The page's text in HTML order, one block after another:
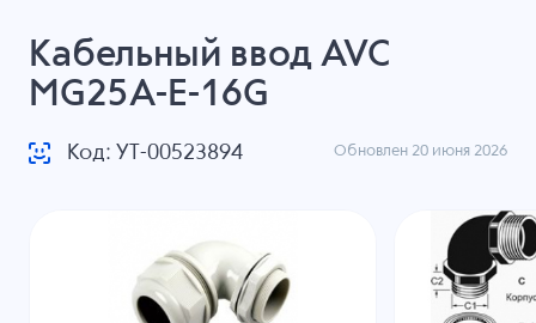
Кабельный ввод AVC
MG25A-E-16G
Код: УТ-00523894 Обновлен 20 июня 2026